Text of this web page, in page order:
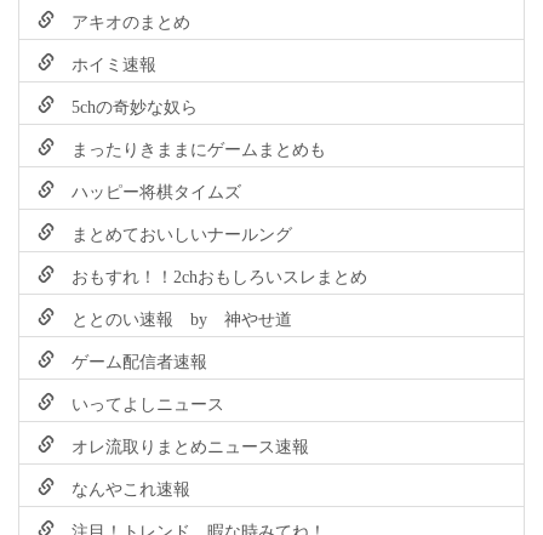
アキオのまとめ
ホイミ速報
5chの奇妙な奴ら
まったりきままにゲームまとめも
ハッピー将棋タイムズ
まとめておいしいナールング
おもすれ！！2chおもしろいスレまとめ
ととのい速報 by 神やせ道
ゲーム配信者速報
いってよしニュース
オレ流取りまとめニュース速報
なんやこれ速報
注目！トレンド、暇な時みてね！